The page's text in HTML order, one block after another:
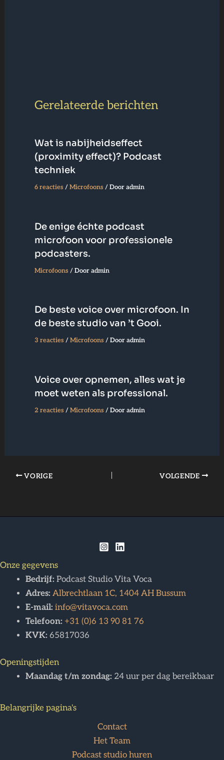
Gerelateerde berichten
Wat is nabijheidseffect
(proximity effect)? Podcast
techniek
6 reacties /Microfoons / Dooradmin
De enige échte podcast
microfoon voor professionele
podcasters.
Microfoons / Dooradmin
De beste voice over microfoon. In
de beste studio van ’t Gooi.
3 reacties /Microfoons / Dooradmin
Voice over opnemen, alles wat je
moet weten als professional.
2 reacties /Microfoons / Dooradmin
VORIGE VOLGENDE
Onze gegevens
Bedrijf: Podcast Studio Vita Voca
Adres: Albrechtlaan 1C, 1404 AH Bussum
E-mail: info@vitavoca.com
Telefoon: +31 (0)6 13 90 81 76
KVK: 65817036
Openingstijden
Maandag t/m zondag: 24 uur per dag bereikbaar
Belangrijke pagina's
Contact
Het Team
Podcast studio huren